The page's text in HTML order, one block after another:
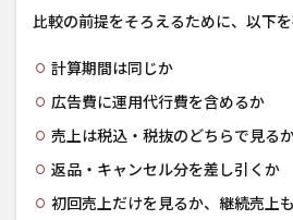
比較の前提をそろえるために、以下を
計算期間は同じか
広告費に運用代行費を含めるか
売上は税込・税抜のどちらで見る
返品・キャンセル分を差し引くか
初回売上だけを見るか、継続売上